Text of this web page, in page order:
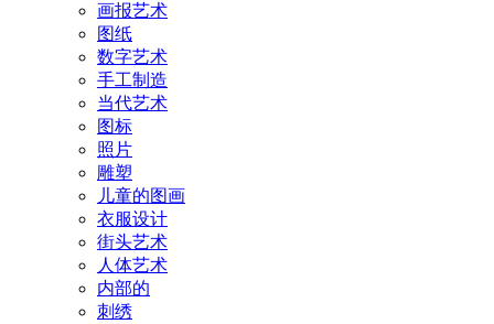
画报艺术
图纸
数字艺术
手工制造
当代艺术
图标
照片
雕塑
儿童的图画
衣服设计
街头艺术
人体艺术
内部的
刺绣